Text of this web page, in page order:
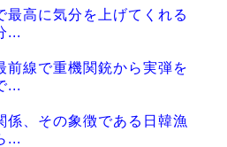
最高に気分を上げてくれる
...
前線で重機関銃から実弾を
...
係、その象徴である日韓漁
...